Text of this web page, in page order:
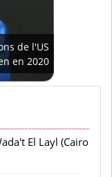
de l'US
en 2020
El Layl (Cairo